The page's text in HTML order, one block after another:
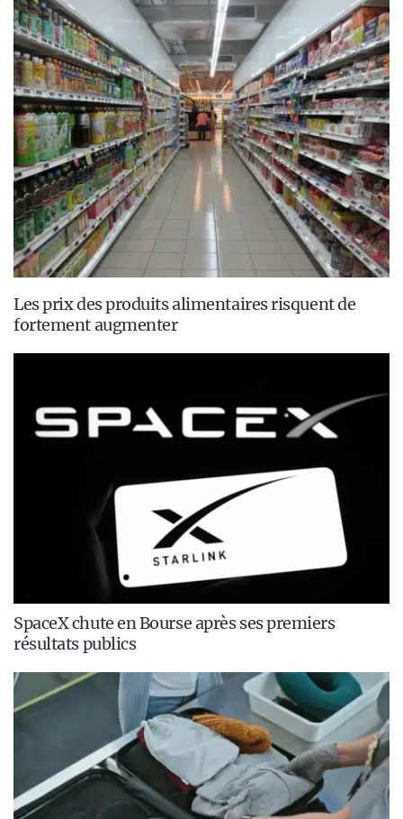
Les prix des produits alimentaires risquent de
fortement augmenter
SpaceX chute en Bourse après ses premiers
résultats publics